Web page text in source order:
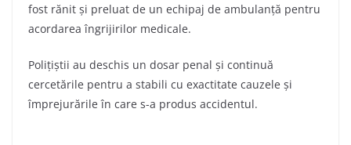
fost rănit și preluat de un echipaj de ambulanță pentru
acordarea îngrijirilor medicale.
Polițiștii au deschis un dosar penal și continuă
cercetările pentru a stabili cu exactitate cauzele și
împrejurările în care s-a produs accidentul.